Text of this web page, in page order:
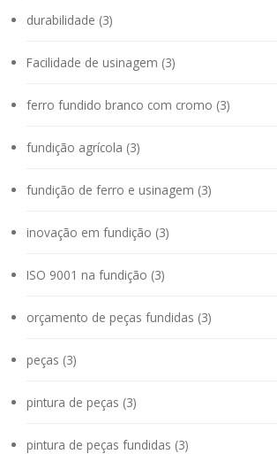
durabilidade (3)
Facilidade de usinagem (3)
ferro fundido branco com cromo (3)
fundição agrícola (3)
fundição de ferro e usinagem (3)
inovação em fundição (3)
ISO 9001 na fundição (3)
orçamento de peças fundidas (3)
peças (3)
pintura de peças (3)
pintura de peças fundidas (3)